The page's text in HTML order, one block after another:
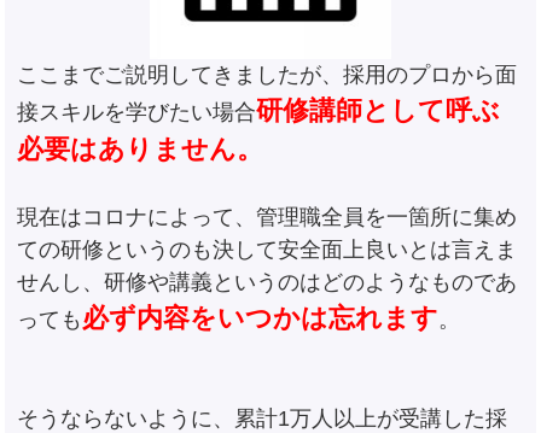
ここまでご説明してきましたが、採用のプロから面
接スキルを学びたい場合研修講師として呼ぶ
必要はありません。
現在はコロナによって、管理職全員を一箇所に集め
ての研修というのも決して安全面上良いとは言えま
せんし、研修や講義というのはどのようなものであ
っても 必ず内容をいつかは忘れます。
そうならないように、累計1万人以上が受講した採